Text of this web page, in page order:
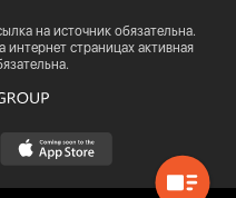
на источник обязательна.
страницах активная